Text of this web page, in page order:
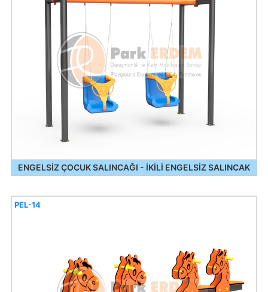
ENGELSİZ ÇOCUK SALINCAĞI - İKİLİ ENGELSİZ SALINCAK
PEL-14